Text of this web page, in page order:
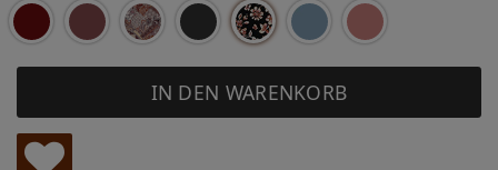
IN DEN WARENKORB